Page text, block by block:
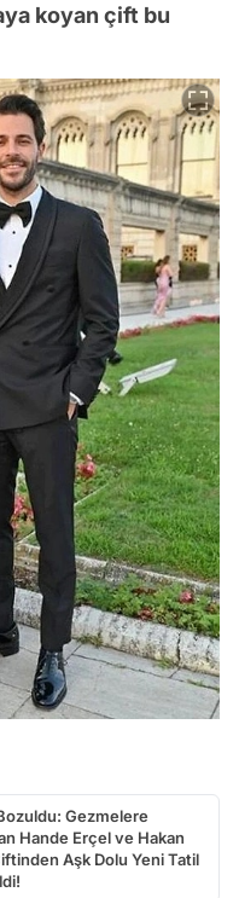
koyan çift bu
Gezmelere
Hande Erçel ve Hakan
Aşk Dolu Yeni Tatil